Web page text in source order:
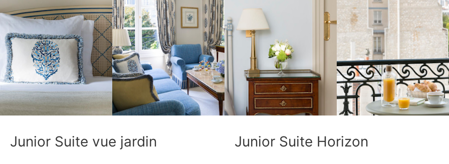
Junior Suite vue jardin Junior Suite Horizon